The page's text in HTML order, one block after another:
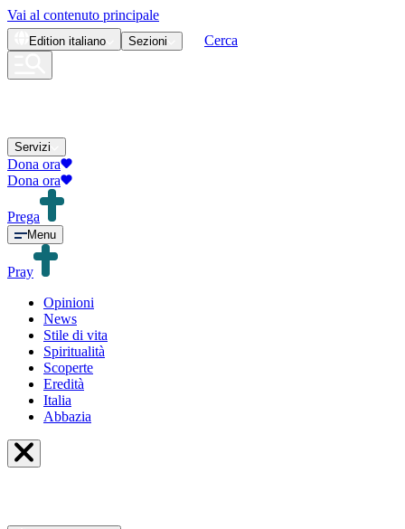
Vai al contenuto principale
Edition italiano Sezioni Cerca
Servizi
Dona ora
Dona ora
Prega
Menu
Pray
Opinioni
News
Stile di vita
Spiritualità
Scoperte
Eredità
Italia
Abbazia